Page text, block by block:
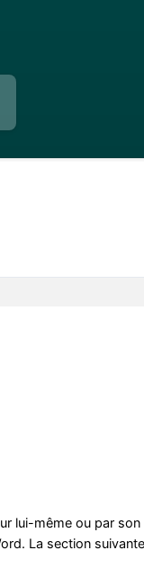
lui-même ou par
La section